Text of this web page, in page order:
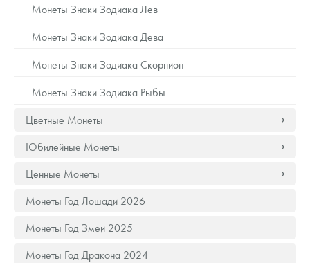
Русская нумизматика
Золотая карманная галерея
Наборы подарочных и коллекционных монет
Монеты и жетоны из недрагоценных металлов
Книги по нумизматике
Монеты Знаки Зодиака Лев
Монеты Знаки Зодиака Дева
Монеты Знаки Зодиака Скорпион
Монеты Знаки Зодиака Рыбы
Цветные Монеты
Юбилейные Монеты
Ценные Монеты
Монеты Год Лошади 2026
Монеты Год Змеи 2025
Монеты Год Дракона 2024